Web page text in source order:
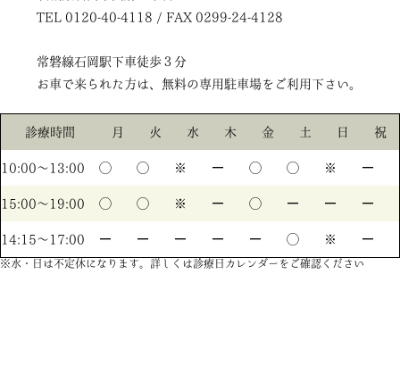
TEL 0120-40-4118 / FAX 0299-24-4128
常磐線石岡駅下車徒歩３分
お車で来られた方は、無料の専用駐車場をご利用下さい。
診療時間 月 火 水 木 金 土 日 祝
10:00〜13:00 ◯ ◯ ※ ー ◯ ◯ ※ ー
15:00〜19:00 ◯ ◯ ※ ー ◯ ー ー ー
14:15〜17:00 ー ー ー ー ー ◯ ※ ー
※水・日は不定休になります。詳しくは診療日カレンダーをご確認ください